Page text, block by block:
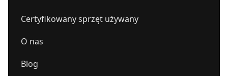
Certyfikowany sprzęt używany
O nas
Blog